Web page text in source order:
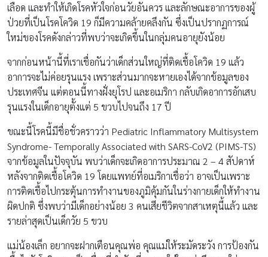
เลือด และทำให้เกิดโรคหัวใจก่อนวัยอันควร และลักษณะอาการของผู้
ป่วยที่เป็นโรคโควิด 19 ก็มีความคล้ายคลึงกัน ซึ่งเป็นปรากฏการณ์
ใหม่ของโรคดังกล่าวที่พบว่าจะเกิดขึ้นในกลุ่มคนอายุยังน้อย
จากก่อนหน้านี้ที่เราเชื่อกันว่าเด็กส่วนใหญ่ที่ติดเชื้อโควิด 19 แล้ว
อาการจะไม่ค่อยรุนแรง เพราะส่วนมากจะหายเองได้จากข้อมูลของ
ประเทศจีน แต่ตอนนี้ทางฝั่งยุโรป และอเมริกา กลับเกิดอาการอักเสบ
รุนแรงในเด็กอายุตั้งแต่ 5 ขวบไปจนถึง 17 ปี
ขณะนี้โรคนี้มีชื่อชั่วคราวว่า Pediatric Inflammatory Multisystem
Syndrome- Temporally Associated with SARS-CoV2 (PIMS-TS)
จากข้อมูลในปัจจุบัน พบว่าเด็กจะเกิดอาการประมาณ 2 – 4 สัปดาห์
หลังจากติดเชื้อโควิด 19 โดยแพทย์ที่อเมริกาเชื่อว่า อาจเป็นเพราะ
การติดเชื้อไปกระตุ้นการทำงานของภูมิคุ้มกันในร่างกายเด็กให้ทำงาน
ผิดปกติ ซึ่งพบว่ามีเด็กอย่างน้อย 3 คนเสียชีวิตจากสาเหตุนี้แล้ว และ
รายล่าสุดเป็นเด็กวัย 5 ขวบ
แม่น้องเล็ก อยากจะฝากเตือนคุณพ่อ คุณแม่ให้ระมัดระวัง การป้องกัน